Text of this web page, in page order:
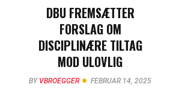
DBU FREMSÆTTER
FORSLAG OM
DISCIPLINÆRE TILTAG
MOD ULOVLIG
REKRUTTERING
BY VBROEGGER FEBRUAR 14, 2025